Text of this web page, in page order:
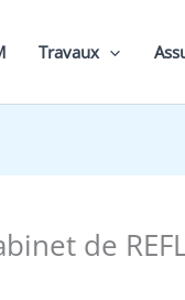
Travaux
de